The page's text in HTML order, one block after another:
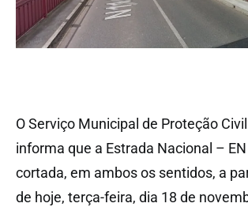
O Serviço Municipal de Proteção
informa que a Estrada Nacional –
cortada, em ambos os sentidos, a
de hoje, terça-feira, dia 18 de